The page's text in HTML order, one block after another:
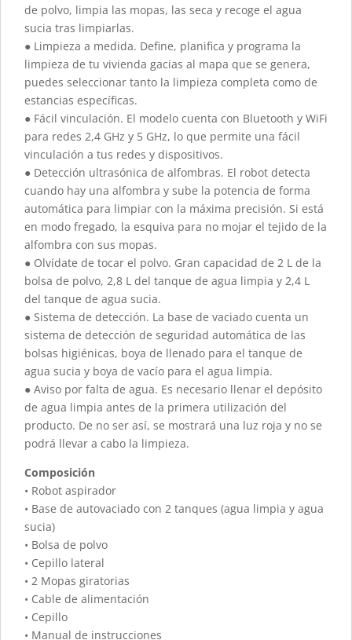
de polvo, limpia las mopas, las seca y recoge el agua
sucia tras limpiarlas.
● Limpieza a medida. Define, planifica y programa la
limpieza de tu vivienda gacias al mapa que se genera,
puedes seleccionar tanto la limpieza completa como de
estancias específicas.
● Fácil vinculación. El modelo cuenta con Bluetooth y WiFi
para redes 2,4 GHz y 5 GHz, lo que permite una fácil
vinculación a tus redes y dispositivos.
● Detección ultrasónica de alfombras. El robot detecta
cuando hay una alfombra y sube la potencia de forma
automática para limpiar con la máxima precisión. Si está
en modo fregado, la esquiva para no mojar el tejido de la
alfombra con sus mopas.
● Olvídate de tocar el polvo. Gran capacidad de 2 L de la
bolsa de polvo, 2,8 L del tanque de agua limpia y 2,4 L
del tanque de agua sucia.
● Sistema de detección. La base de vaciado cuenta un
sistema de detección de seguridad automática de las
bolsas higiénicas, boya de llenado para el tanque de
agua sucia y boya de vacío para el agua limpia.
● Aviso por falta de agua. Es necesario llenar el depósito
de agua limpia antes de la primera utilización del
producto. De no ser así, se mostrará una luz roja y no se
podrá llevar a cabo la limpieza.
Composición
• Robot aspirador
• Base de autovaciado con 2 tanques (agua limpia y agua
sucia)
• Bolsa de polvo
• Cepillo lateral
• 2 Mopas giratorias
• Cable de alimentación
• Cepillo
• Manual de instrucciones